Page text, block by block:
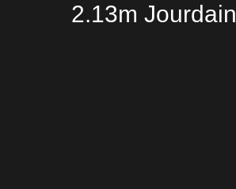
2.13m Jourdain